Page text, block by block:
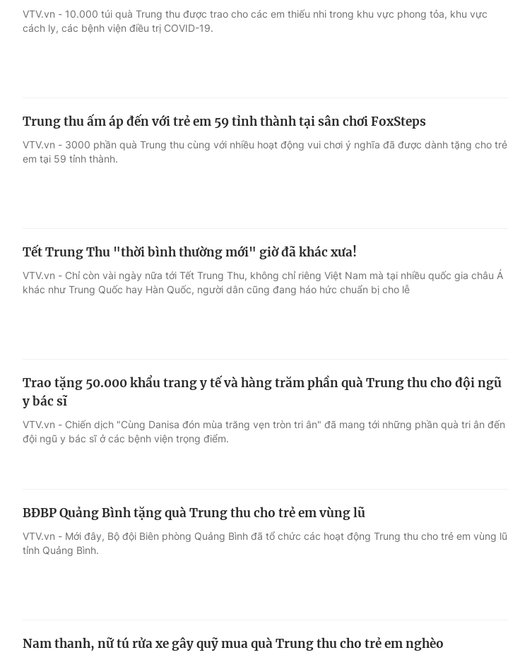
VTV.vn - 10.000 túi quà Trung thu được trao cho các em thiếu nhi trong khu vực phong tỏa, khu vực
cách ly, các bệnh viện điều trị COVID-19.
Trung thu ấm áp đến với trẻ em 59 tỉnh thành tại sân chơi FoxSteps
VTV.vn - 3000 phần quà Trung thu cùng với nhiều hoạt động vui chơi ý nghĩa đã được dành tặng cho trẻ
em tại 59 tỉnh thành.
Tết Trung Thu "thời bình thường mới" giờ đã khác xưa!
VTV.vn - Chỉ còn vài ngày nữa tới Tết Trung Thu, không chỉ riêng Việt Nam mà tại nhiều quốc gia châu Á
khác như Trung Quốc hay Hàn Quốc, người dân cũng đang háo hức chuẩn bị cho lễ
Trao tặng 50.000 khẩu trang y tế và hàng trăm phần quà Trung thu cho đội ngũ
y bác sĩ
VTV.vn - Chiến dịch "Cùng Danisa đón mùa trăng vẹn tròn tri ân" đã mang tới những phần quà tri ân đến
đội ngũ y bác sĩ ở các bệnh viện trọng điểm.
BĐBP Quảng Bình tặng quà Trung thu cho trẻ em vùng lũ
VTV.vn - Mới đây, Bộ đội Biên phòng Quảng Bình đã tổ chức các hoạt động Trung thu cho trẻ em vùng lũ
tỉnh Quảng Bình.
Nam thanh, nữ tú rửa xe gây quỹ mua quà Trung thu cho trẻ em nghèo